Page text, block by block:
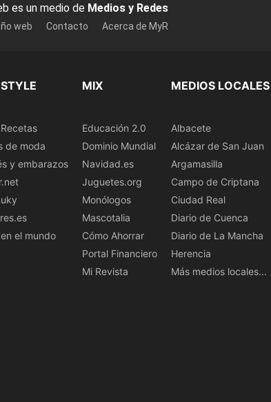
es un medio de Medios y Redes
web Contacto Acerca de MyR
de moda
y embarazos
el mundo
MIX
Educación 2.0
Dominio Mundial
Navidad.es
Juguetes.org
Monólogos
Mascotalia
Cómo Ahorrar
Portal Financiero
Mi Revista
MEDIOS LOCALES
Albacete
Alcázar de San Juan
Argamasilla
Campo de Criptana
Ciudad Real
Diario de Cuenca
Diario de La Mancha
Herencia
Más medios locales...